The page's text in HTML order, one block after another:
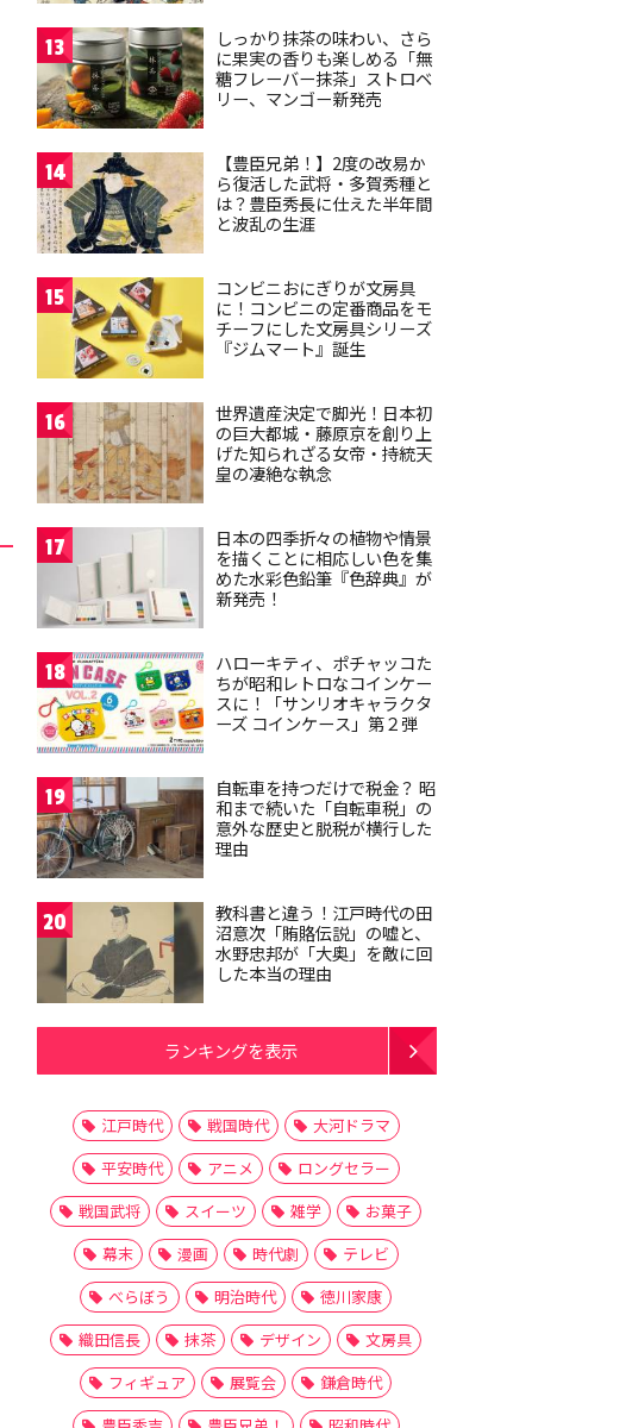
13
しっかり抹茶の味わい、さら
に果実の香りも楽しめる「無
糖フレーバー抹茶」ストロベ
リー、マンゴー新発売
14
【豊臣兄弟！】2度の改易か
ら復活した武将・多賀秀種と
は？豊臣秀長に仕えた半年間
と波乱の生涯
15
コンビニおにぎりが文房具
に！コンビニの定番商品をモ
チーフにした文房具シリーズ
『ジムマート』誕生
16
世界遺産決定で脚光！日本初
の巨大都城・藤原京を創り上
げた知られざる女帝・持統天
皇の凄絶な執念
17
日本の四季折々の植物や情景
を描くことに相応しい色を集
めた水彩色鉛筆『色辞典』が
新発売！
18
ハローキティ、ポチャッコた
ちが昭和レトロなコインケー
スに！「サンリオキャラクタ
ーズ コインケース」第２弾
19
自転車を持つだけで税金？ 昭
和まで続いた「自転車税」の
意外な歴史と脱税が横行した
理由
20
教科書と違う！江戸時代の田
沼意次「賄賂伝説」の嘘と、
水野忠邦が「大奥」を敵に回
した本当の理由
ランキングを表示
江戸時代 戦国時代
大河ドラマ
平安時代
アニメ
ロングセラー
戦国武将
スイーツ 雑学
お菓子
幕末
漫画 時代劇
テレビ
べらぼう
明治時代
徳川家康
織田信長
抹茶 デザイン
文房具
フィギュア
展覧会
鎌倉時代